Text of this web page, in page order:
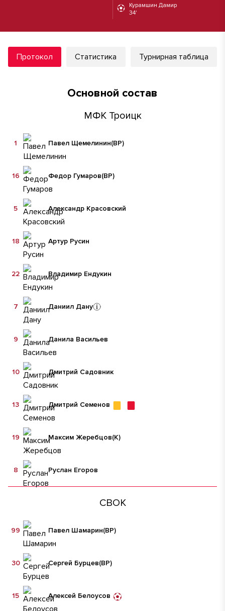
Курамшин Дамир
34'
Протокол Статистика Турнирная таблица
Основной состав
МФК Троицк
Павел Щемелинин(ВР)
1
Федор Гумаров(ВР)
16
Александр Красовский
5
Артур Русин
18
Владимир Ендукин
22
Даниил Дану
7
Данила Васильев
9
Дмитрий Садовник
10
Дмитрий Семенов
13
Максим Жеребцов(К)
19
Руслан Егоров
8
СВОК
Павел Шамарин(ВР)
99
Сергей Бурцев(ВР)
30
Алексей Белоусов
15